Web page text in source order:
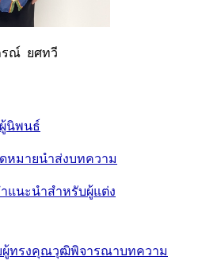
รณ์ ยศทวี
นิพนธ์
หมายนำส่งบทความ
แนะนำสำหรับผู้แต่ง
ผู้ทรงคุณวุฒิพิจารณาบทความ